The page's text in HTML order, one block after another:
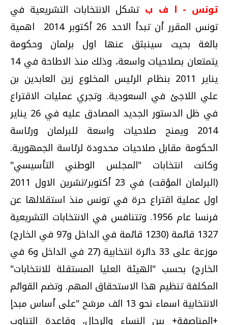
تونس - ا ف ب تشكل الانتخابات التشريعية في
تونس المقرر أن تبدأ الاحد 26 أكتوبر 2014 اهمية
بالغة بحيث سينبثق عنها اول برلمان وحكومة
يتمتعان بصلاحيات واسعة، وذلك منذ الاطاحة في 14
يناير 2011 بنظام الرئيس المخلوع زين العابدين بن
علي اللاجئ في السعودية. وتجري عمليات الاقتراع
في ظل الدستور الجديد المصادق عليه في 26 يناير
2014 ويمنح صلاحيات واسعة للبرلمان ورئاسة
الحكومة مقابل صلاحيات محدودة لرئاسة الجمهورية.
وكانت انتخابات "المجلس الوطني التأسيسي"
(البرلمان المؤقت) في 23 أكتوبر/تشرين الاول 2011
اول عملية اقتراع حرة في تونس منذ استقلالها عن
فرنسا عام 1956. وتتنافس في الانتخابات التشريعية
1327 قائمة (1230 قائمة في الداخل و97 في الخارج)
موزعة على 33 دائرة انتخابية (27 في الداخل و6 في
الخارج) بحسب "الهيئة العليا المستقلة للانتخابات"
المكلفة تنظيم هذا الاستحقاق المهم. وتضم القوائم
الانتخابية اسماء نحو 13 الف مرشح "على أساس مبدإ
+المناصفة+ بين النساء والرجال، وقاعدة التناوب